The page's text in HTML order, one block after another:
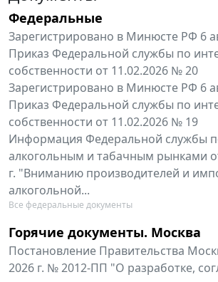
Федеральные
Зарегистрировано в Минюсте РФ 6
Приказ Федеральной службы по
собственности от 11.02.2026 № 20
Зарегистрировано в Минюсте РФ 6
Приказ Федеральной службы по
собственности от 11.02.2026 № 19
Информация Федеральной службы
алкогольным и табачным рынками
г. "Вниманию производителей и
алкогольной...
Все федеральные документы
Горячие документы. Москва
Постановление Правительства
2026 г. № 2012-ПП "О разработке,